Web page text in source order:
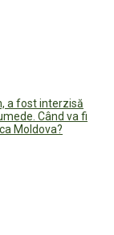
a fost interzisă
Când va fi
Moldova?